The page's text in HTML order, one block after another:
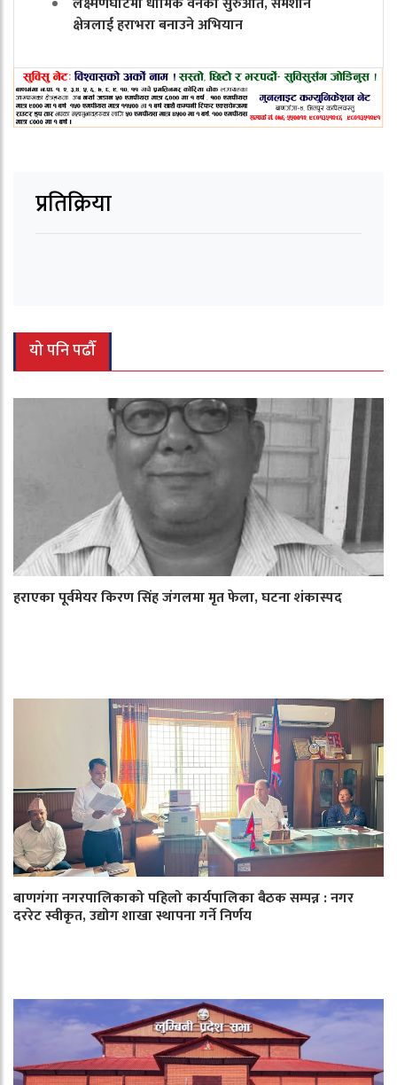
क्षेत्रलाई हराभरा बनाउने अभियान
प्रतिक्रिया
यो पनि पढौँ
हराएका पूर्वमेयर किरण सिंह जंगलमा मृत फेला, घटना शंकास्पद
बाणगंगा नगरपालिकाको पहिलो कार्यपालिका बैठक सम्पन्न : नगर
दररेट स्वीकृत, उद्योग शाखा स्थापना गर्ने निर्णय